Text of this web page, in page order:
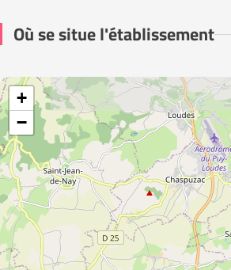
Où se situe l'établissement
+
−